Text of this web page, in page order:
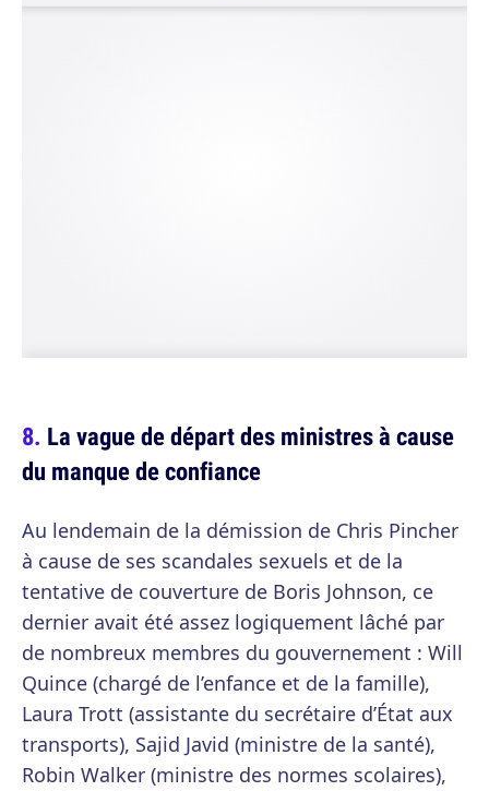
La vague de départ des ministres à cause
du manque de confiance
Au lendemain de la démission de Chris Pincher
à cause de ses scandales sexuels et de la
tentative de couverture de Boris Johnson, ce
dernier avait été assez logiquement lâché par
de nombreux membres du gouvernement : Will
Quince (chargé de l’enfance et de la famille),
Laura Trott (assistante du secrétaire d’État aux
transports), Sajid Javid (ministre de la santé),
Robin Walker (ministre des normes scolaires),